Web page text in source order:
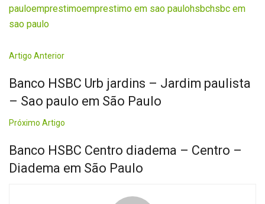
pauloemprestimoemprestimo em sao paulohsbchsbc em
sao paulo
Artigo Anterior
Banco HSBC Urb jardins – Jardim paulista
– Sao paulo em São Paulo
Próximo Artigo
Banco HSBC Centro diadema – Centro –
Diadema em São Paulo